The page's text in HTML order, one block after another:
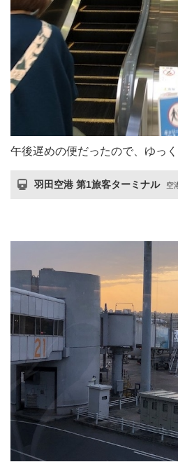
午後遅めの便だったので、ゆっ
羽田空港 第1旅客ターミナル 空